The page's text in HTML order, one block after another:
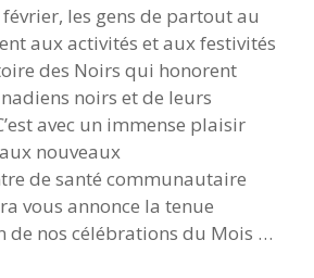
les gens de partout au
aux activités et aux festivités
des Noirs qui honorent
noirs et de leurs
avec un immense plaisir
nouveaux
de santé communautaire
vous annonce la tenue
de nos célébrations du Mois …